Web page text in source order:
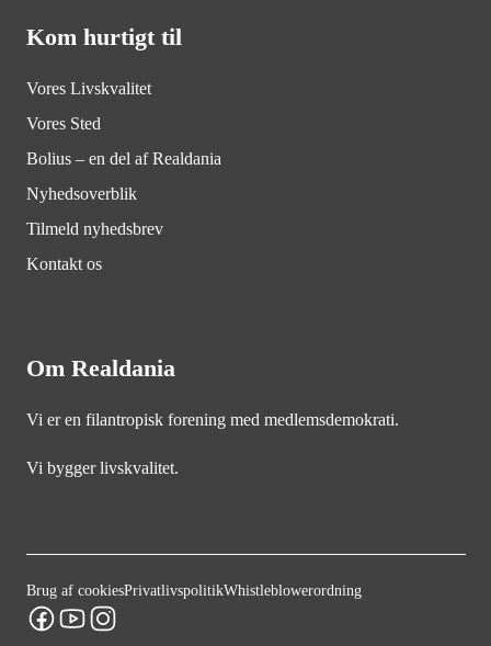
Kom hurtigt til
Vores Livskvalitet
Vores Sted
Bolius – en del af Realdania
Nyhedsoverblik
Tilmeld nyhedsbrev
Kontakt os
Om Realdania
Vi er en filantropisk forening med medlemsdemokrati.
Vi bygger livskvalitet.
Brug af cookiesPrivatlivspolitikWhistleblowerordning